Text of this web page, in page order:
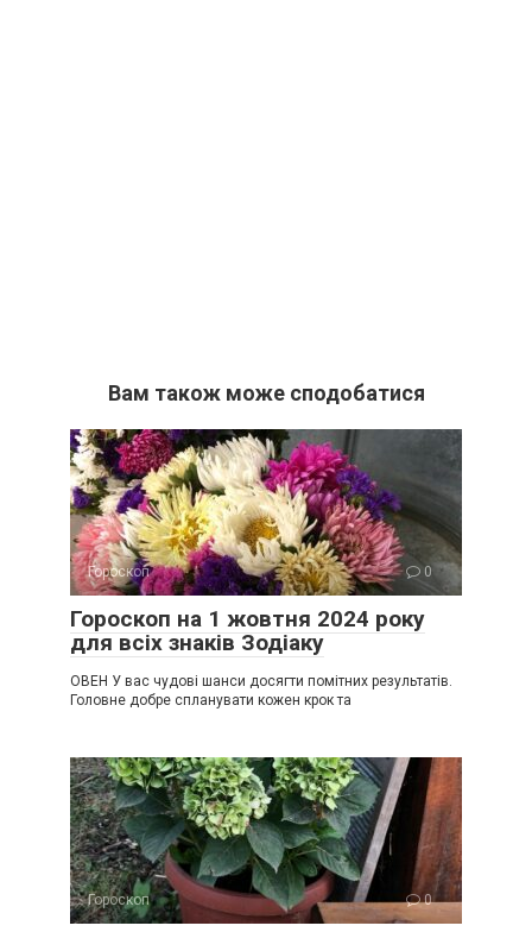
Вам також може сподобатися
Гороскоп 0
Гороскоп на 1 жовтня 2024 року
для всіх знаків Зодіаку
ОВЕН У вас чудові шанси досягти помітних результатів.
Головне добре спланувати кожен крок та
Гороскоп 0